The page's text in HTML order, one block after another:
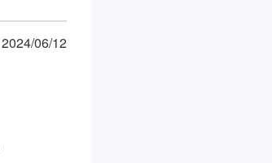
2024/06/12